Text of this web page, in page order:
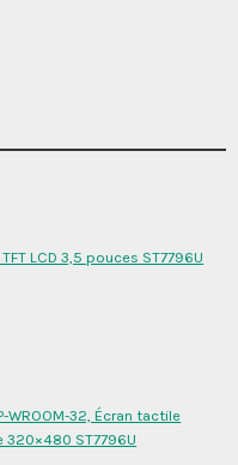
LCD 3,5 pouces ST7796U
WROOM-32, Écran tactile
320×480 ST7796U